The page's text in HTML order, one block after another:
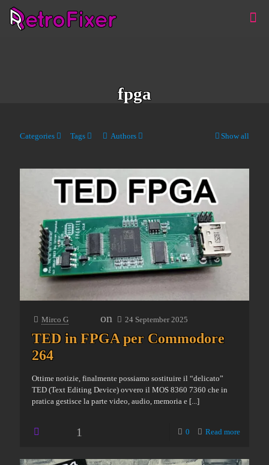
fpga
Categories Tags Authors Show all
Mirco G on 24 September 2025
TED in FPGA per Commodore
264
Ottime notizie, finalmente possiamo sostituire il “delicato”
TED (Text Editing Device) ovvero il MOS 8360 7360 che in
pratica gestisce la parte video, audio, memoria e [...]
1 0 Read more